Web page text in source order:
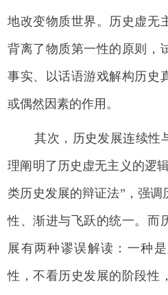
地改变物质世界。历史虚无
背离了物质第一性的原则，
事实、以话语游戏解构历史
或偶然因素的作用。
其次，历史发展连续性
理阐明了历史虚无主义的逻
类历史发展的辩证法”，强
性、渐进与飞跃的统一。而
展有两种谬误解读：一种
性，不看历史发展的阶段性